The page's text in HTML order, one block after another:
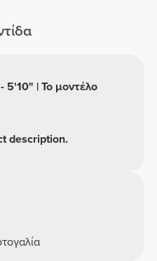
description.
5'10" | Το μοντέλο